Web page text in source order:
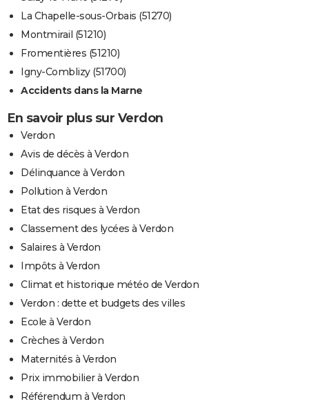
La Chapelle-sous-Orbais (51270)
Montmirail (51210)
Fromentières (51210)
Igny-Comblizy (51700)
Accidents dans la Marne
En savoir plus sur Verdon
Verdon
Avis de décès à Verdon
Délinquance à Verdon
Pollution à Verdon
Etat des risques à Verdon
Classement des lycées à Verdon
Salaires à Verdon
Impôts à Verdon
Climat et historique météo de Verdon
Verdon : dette et budgets des villes
Ecole à Verdon
Crèches à Verdon
Maternités à Verdon
Prix immobilier à Verdon
Référendum à Verdon